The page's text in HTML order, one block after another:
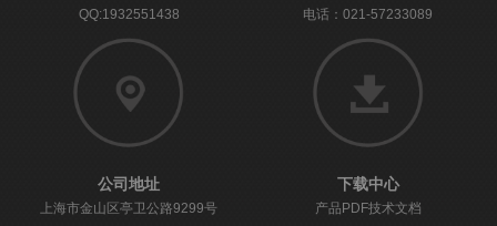
QQ:1932551438 电话：021-57233089
公司地址
上海市金山区亭卫公路9299号
下载中心
产品PDF技术文档